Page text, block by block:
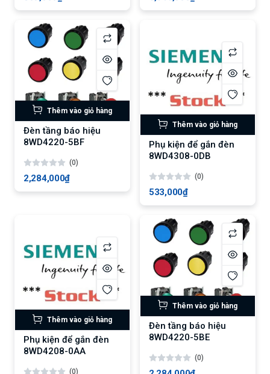
Thêm vào giỏ hàng
Đèn tầng báo hiệu
8WD4220-5BF
(0)
2,284,000₫
Thêm vào giỏ hàng
Phụ kiện để gắn đèn
8WD4308-0DB
(0)
533,000₫
Thêm vào giỏ hàng
Phụ kiện để gắn đèn
8WD4208-0AA
(0)
Thêm vào giỏ hàng
Đèn tầng báo hiệu
8WD4220-5BE
(0)